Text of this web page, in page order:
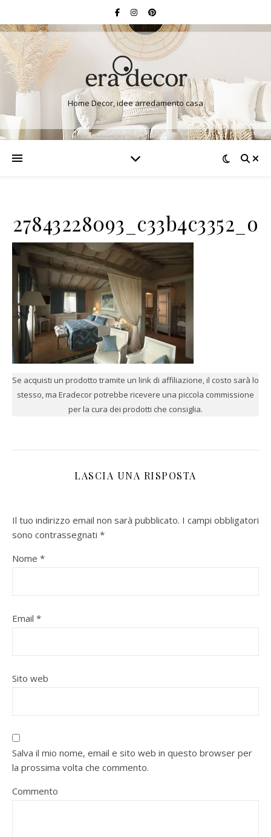
Home Decor, idee arredamento casa
27843228093_c33b4c3352_o
Se acquisti un prodotto tramite un link di affiliazione, il costo sarà lo
stesso, ma Eradecor potrebbe ricevere una piccola commissione
per la cura dei prodotti che consiglia.
LASCIA UNA RISPOSTA
Il tuo indirizzo email non sarà pubblicato. I campi obbligatori
sono contrassegnati *
Nome *
Email *
Sito web
Salva il mio nome, email e sito web in questo browser per
la prossima volta che commento.
Commento